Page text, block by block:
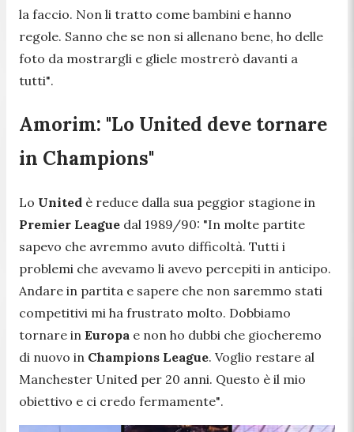
la faccio. Non li tratto come bambini e hanno
regole. Sanno che se non si allenano bene, ho delle
foto da mostrargli e gliele mostrerò davanti a
tutti".
Amorim: "Lo United deve tornare
in Champions"
Lo United è reduce dalla sua peggior stagione in
Premier League dal 1989/90: "In molte partite
sapevo che avremmo avuto difficoltà. Tutti i
problemi che avevamo li avevo percepiti in anticipo.
Andare in partita e sapere che non saremmo stati
competitivi mi ha frustrato molto. Dobbiamo
tornare in Europa e non ho dubbi che giocheremo
di nuovo in Champions League. Voglio restare al
Manchester United per 20 anni. Questo è il mio
obiettivo e ci credo fermamente".